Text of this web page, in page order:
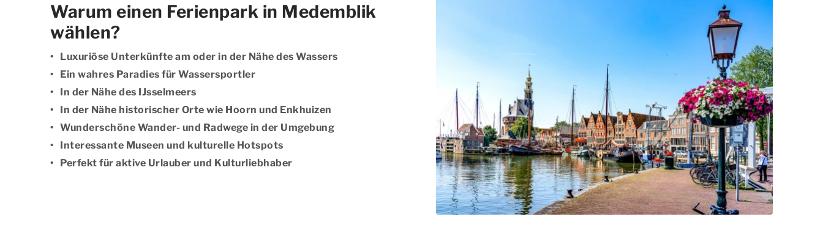
Warum einen Ferienpark in Medemblik
wählen?
Luxuriöse Unterkünfte am oder in der Nähe des Wassers
Ein wahres Paradies für Wassersportler
In der Nähe des IJsselmeers
In der Nähe historischer Orte wie Hoorn und Enkhuizen
Wunderschöne Wander- und Radwege in der Umgebung
Interessante Museen und kulturelle Hotspots
Perfekt für aktive Urlauber und Kulturliebhaber